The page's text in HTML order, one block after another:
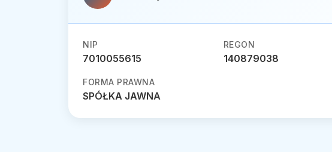
NIP
7010055615
REGON
140879038
FORMA PRAWNA
SPÓŁKA JAWNA